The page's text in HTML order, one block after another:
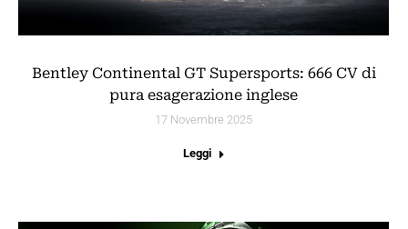
Bentley Continental GT Supersports: 666 CV di
pura esagerazione inglese
17 Novembre 2025
Leggi